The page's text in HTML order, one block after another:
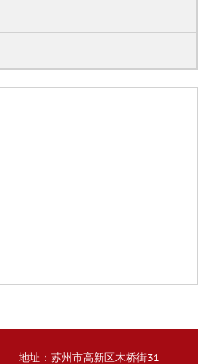
地址：苏州市高新区木桥街31